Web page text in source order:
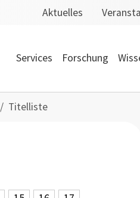
Aktuelles
Services Forschung
Titelliste